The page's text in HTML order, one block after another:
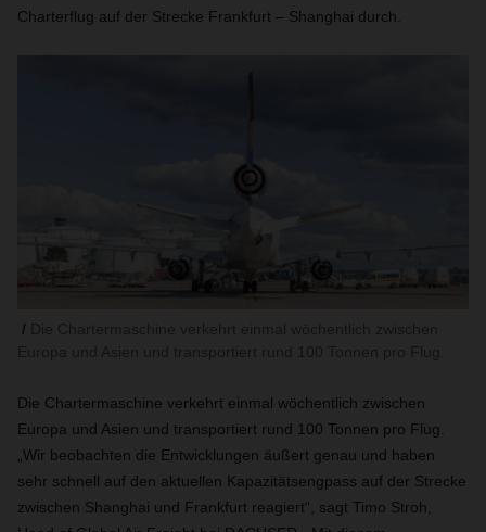
Charterflug auf der Strecke Frankfurt – Shanghai durch.
Die Chartermaschine verkehrt einmal wöchentlich zwischen
Europa und Asien und transportiert rund 100 Tonnen pro Flug.
„Wir beobachten die Entwicklungen äußert genau und haben
sehr schnell auf den aktuellen Kapazitätsengpass auf der Strecke
zwischen Shanghai und Frankfurt reagiert“, sagt Timo Stroh,